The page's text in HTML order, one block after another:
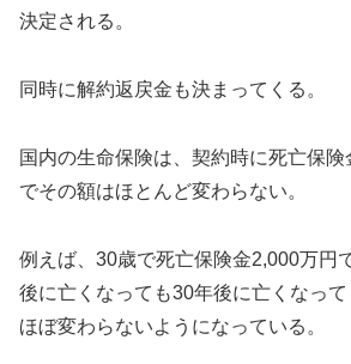
決定される。
同時に解約返戻金も決まってくる。
国内の生命保険は、契約時に死亡保険
でその額はほとんど変わらない。
例えば、30歳で死亡保険金2,000万円
後に亡くなっても30年後に亡くなっ
ほぼ変わらないようになっている。